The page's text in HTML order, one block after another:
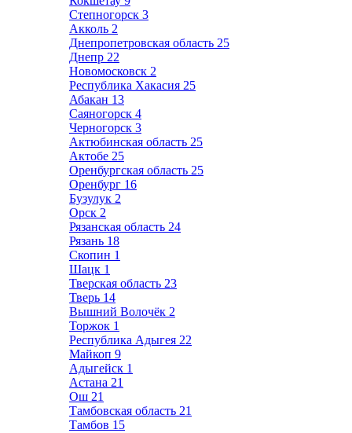
Степногорск 3
Акколь 2
Днепропетровская область 25
Днепр 22
Новомосковск 2
Республика Хакасия 25
Абакан 13
Саяногорск 4
Черногорск 3
Актюбинская область 25
Актобе 25
Оренбургская область 25
Оренбург 16
Бузулук 2
Орск 2
Рязанская область 24
Рязань 18
Скопин 1
Шацк 1
Тверская область 23
Тверь 14
Вышний Волочёк 2
Торжок 1
Республика Адыгея 22
Майкоп 9
Адыгейск 1
Астана 21
Ош 21
Тамбовская область 21
Тамбов 15